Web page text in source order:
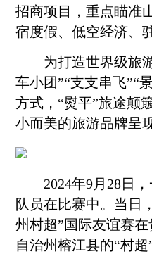
招商项目，重点瞄准
宿度假、低空经济、
为打造世界级旅游
车小团”“支支串飞”“
方式，“熨平”旅途颠
小而美的旅游品牌呈
2024年9月28日，
队员在比赛中。当日
州村超”国际友谊赛
自治州榕江县的“村